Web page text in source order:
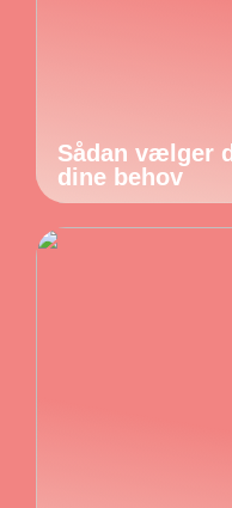
Sådan vælger
dine behov